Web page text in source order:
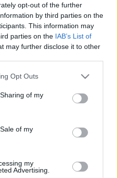
opt-out of the further
by third parties on the
This information may
parties on the IAB’s List of
may further disclose it to other
app uses one or more Google
behaviour. You may click to
and its third-party tags to
purposes in below Google
Opt Outs
of my
of my
my
Advertising.
ALKALMAZNAK
N
KIÁLLNAK A SZABAD
ÉRT
KÉSZÜL AZ